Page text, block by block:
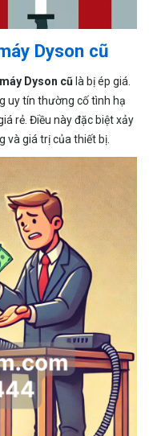
Dyson cũ
máy Dyson cũ là bị ép giá.
uy tín thường cố tình hạ
rẻ. Điều này đặc biệt xảy
và giá trị của thiết bị.